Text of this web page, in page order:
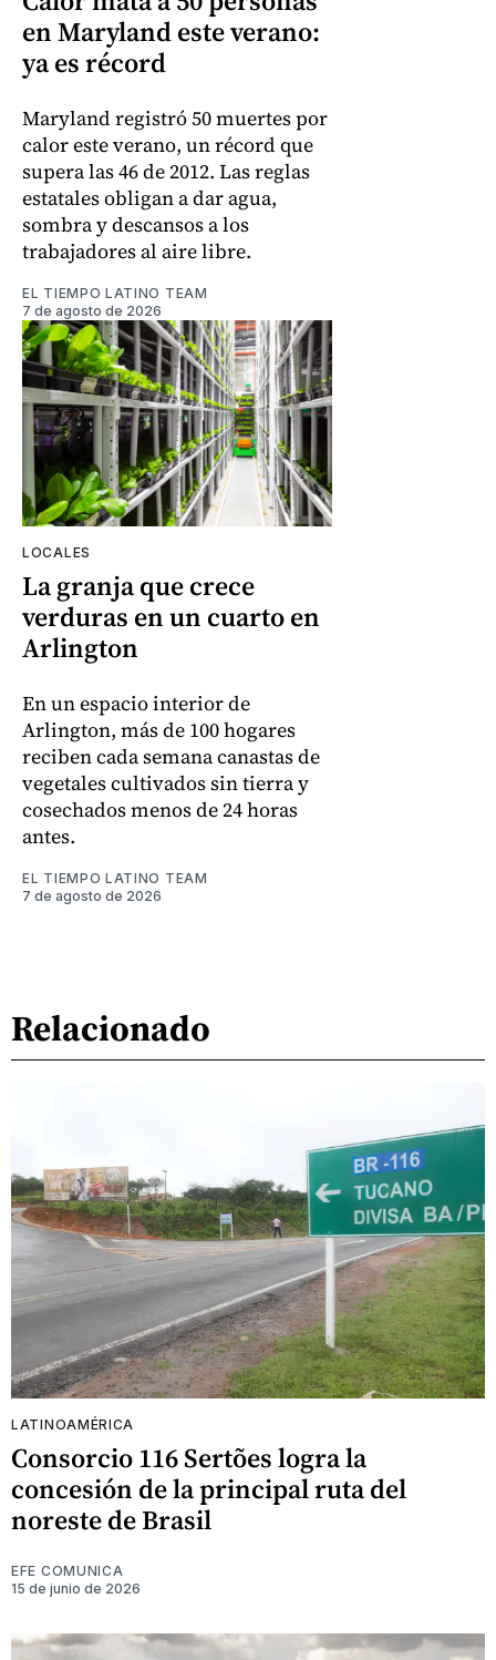
en Maryland este verano:
ya es récord
Maryland registró 50 muertes por
calor este verano, un récord que
supera las 46 de 2012. Las reglas
estatales obligan a dar agua,
sombra y descansos a los
trabajadores al aire libre.
EL TIEMPO LATINO TEAM
7 de agosto de 2026
LOCALES
La granja que crece
verduras en un cuarto en
Arlington
En un espacio interior de
Arlington, más de 100 hogares
reciben cada semana canastas de
vegetales cultivados sin tierra y
cosechados menos de 24 horas
antes.
EL TIEMPO LATINO TEAM
7 de agosto de 2026
Relacionado
LATINOAMÉRICA
Consorcio 116 Sertões logra la
concesión de la principal ruta del
noreste de Brasil
EFE COMUNICA
15 de junio de 2026